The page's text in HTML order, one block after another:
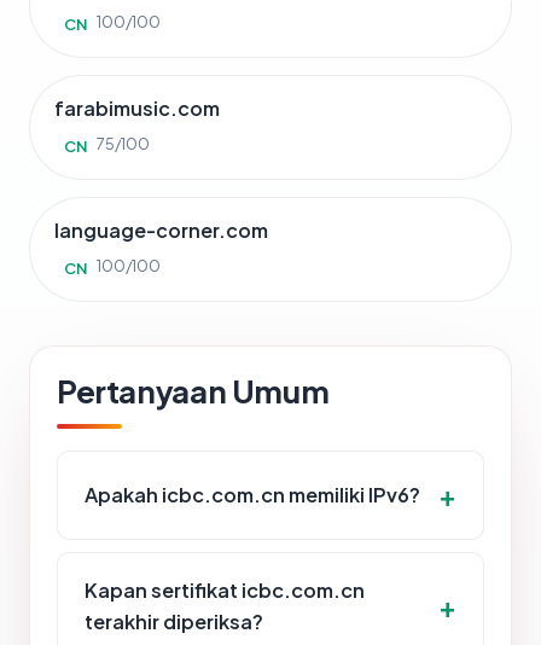
CN 100/100
farabimusic.com
CN 75/100
language-corner.com
CN 100/100
Pertanyaan Umum
Apakah icbc.com.cn memiliki IPv6?
Kapan sertifikat icbc.com.cn
terakhir diperiksa?